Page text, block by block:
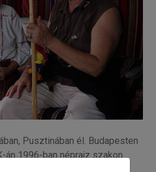
Pusztinában él. Budapesten
án 1996-ban néprajz szakon.